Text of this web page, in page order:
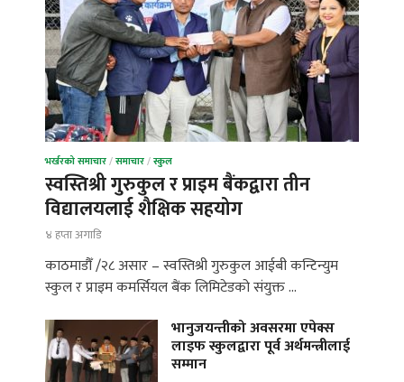
भर्खरको समाचार/समाचार/स्कुल
स्वस्तिश्री गुरुकुल र प्राइम बैंकद्वारा तीन
विद्यालयलाई शैक्षिक सहयोग
४ हप्ता अगाडि
काठमाडौँ /२८ असार – स्वस्तिश्री गुरुकुल आईबी कन्टिन्युम
स्कुल र प्राइम कमर्सियल बैंक लिमिटेडको संयुक्त …
भानुजयन्तीको अवसरमा एपेक्स
लाइफ स्कुलद्वारा पूर्व अर्थमन्त्रीलाई
सम्मान